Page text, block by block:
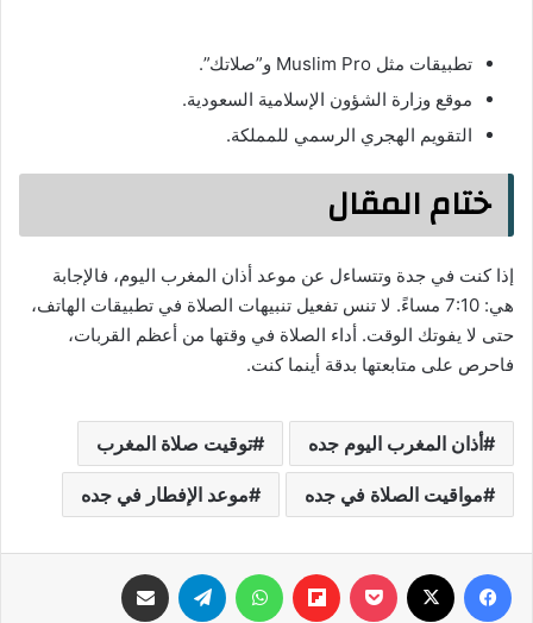
تطبيقات مثل Muslim Pro و”صلاتك”.
موقع وزارة الشؤون الإسلامية السعودية.
التقويم الهجري الرسمي للمملكة.
ختام المقال
إذا كنت في جدة وتتساءل عن موعد أذان المغرب اليوم، فالإجابة
هي: 7:10 مساءً. لا تنس تفعيل تنبيهات الصلاة في تطبيقات الهاتف،
حتى لا يفوتك الوقت. أداء الصلاة في وقتها من أعظم القربات،
فاحرص على متابعتها بدقة أينما كنت.
أذان المغرب اليوم جده توقيت صلاة المغرب
مواقيت الصلاة في جده موعد الإفطار في جده
فيسبوك ‫Pocket
Flipboard واتساب تيلقرام